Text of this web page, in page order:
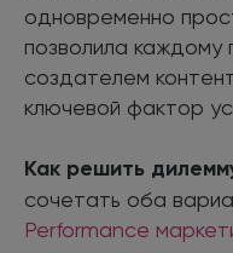
одновременно
позволила каждому
создателем
ключевой фактор
Как решить
сочетать оба
Performance